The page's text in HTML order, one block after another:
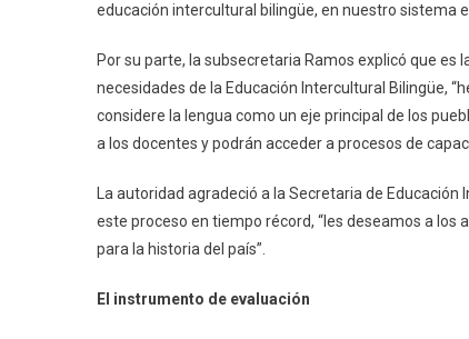
educación intercultural bilingüe, en nuestro sistema
Por su parte, la subsecretaria Ramos explicó que es
necesidades de la Educación Intercultural Bilingüe,
considere la lengua como un eje principal de los
a los docentes y podrán acceder a procesos de
La autoridad agradeció a la Secretaria de
este proceso en tiempo récord, “les deseamos a
para la historia del país”.
El instrumento de evaluación